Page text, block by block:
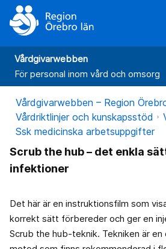
Vårdgivarwebben
För personal inom vård och omsorg
Vårdgivarwebben – Region
Vårdriktlinjer och kunskapsstöd
Ssk medicinska arbetsuppgifter
Scrub the hub – det enkla
infektioner
Det här är en instruktionsfilm som
korrekt sätt förbereder och ger en
Scrub the hub-teknik. Tekniken är en